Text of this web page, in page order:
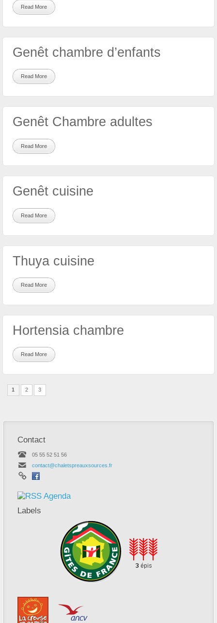
Read More
Genêt chambre d’enfants
Read More
Genêt Chambre adultes
Read More
Genêt cuisine
Read More
Thuya cuisine
Read More
Hortensia chambre
Read More
1 2 3
Contact
05 55 52 51 56
contact@chaletspreauxsources.fr
Agenda
Labels